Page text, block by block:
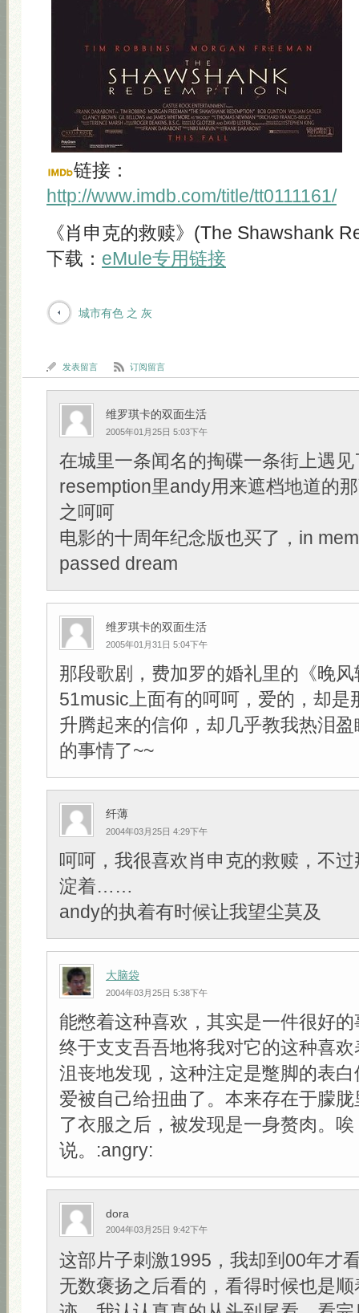
链接：
http://www.imdb.com/title/tt0111161/
《肖申克的救赎》(The Shawshank
下载： eMule专用链接
城市有色 之 灰
发表留言 订阅留言
维罗琪卡的双面生活
2005年01月25日 5:03下午
在城里一条闻名的掏碟一条街上遇见
resemption里andy用来遮档地道的
之呵呵
电影的十周年纪念版也买了，in
passed dream
维罗琪卡的双面生活
2005年01月31日 5:04下午
那段歌剧，费加罗的婚礼里的《晚
51music上面有的呵呵，爱的，却是
升腾起来的信仰，却几乎教我热泪
的事情了~~
纤薄
2004年03月25日 4:29下午
呵呵，我很喜欢肖申克的救赎，不
淀着……
andy的执着有时候让我望尘莫及
大脑袋
2004年03月25日 5:38下午
能憋着这种喜欢，其实是一件很好
终于支支吾吾地将我对它的这种喜
沮丧地发现，这种注定是蹩脚的表
爱被自己给扭曲了。本来存在于朦
了衣服之后，被发现是一身赘肉。
说。:angry:
dora
2004年03月25日 9:42下午
这部片子刺激1995，我却到00年才
无数褒扬之后看的，看得时候也是